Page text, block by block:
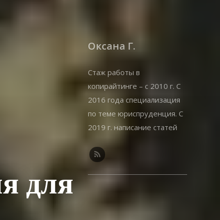
для
Оксана Г.
Стаж работы в
копирайтинге – с 2010 г. С
2016 года специализация
по теме юриспруденция. С
2019 г. написание статей
на offshorewealth.info –
оффшоры, корпоративные,
иммиграционные вопросы.